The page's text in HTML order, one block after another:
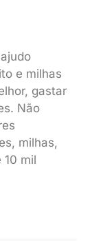
e milhas
gastar
Não
milhas,
10 mil